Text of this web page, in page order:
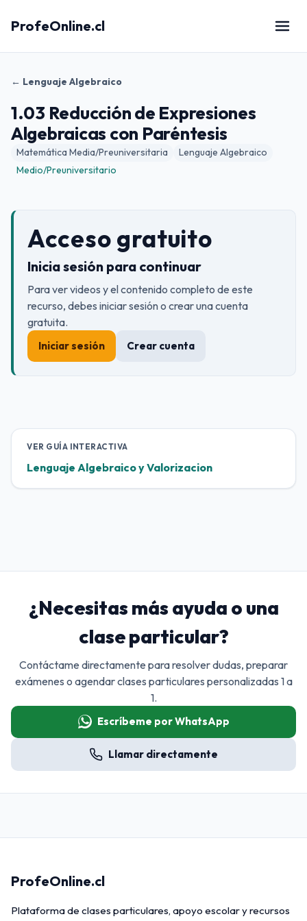
ProfeOnline.cl
← Lenguaje Algebraico
1.03 Reducción de Expresiones
Algebraicas con Paréntesis
Matemática Media/Preuniversitaria
Lenguaje Algebraico
Medio/Preuniversitario
Acceso gratuito
Inicia sesión para continuar
Para ver videos y el contenido completo de este
recurso, debes iniciar sesión o crear una cuenta
gratuita.
Iniciar sesión Crear cuenta
VER GUÍA INTERACTIVA
Lenguaje Algebraico y Valorizacion
¿Necesitas más ayuda o una
clase particular?
Contáctame directamente para resolver dudas, preparar
exámenes o agendar clases particulares personalizadas 1 a
1.
Escríbeme por WhatsApp
Llamar directamente
ProfeOnline.cl
Plataforma de clases particulares, apoyo escolar y recursos